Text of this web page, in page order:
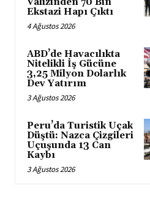
Ekstazi Hapı Çıktı
4 Ağustos 2026
ABD’de Havacılıkta
Nitelikli İş Gücüne
3,25 Milyon Dolarlık
Dev Yatırım
3 Ağustos 2026
Peru’da Turistik Uçak
Düştü: Nazca Çizgileri
Uçuşunda 13 Can
Kaybı
3 Ağustos 2026